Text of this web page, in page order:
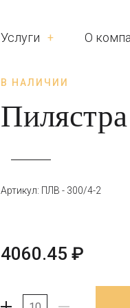
Услуги О
В НАЛИЧИИ
Артикул: ПЛВ - 300/4-2
4060.45 ₽